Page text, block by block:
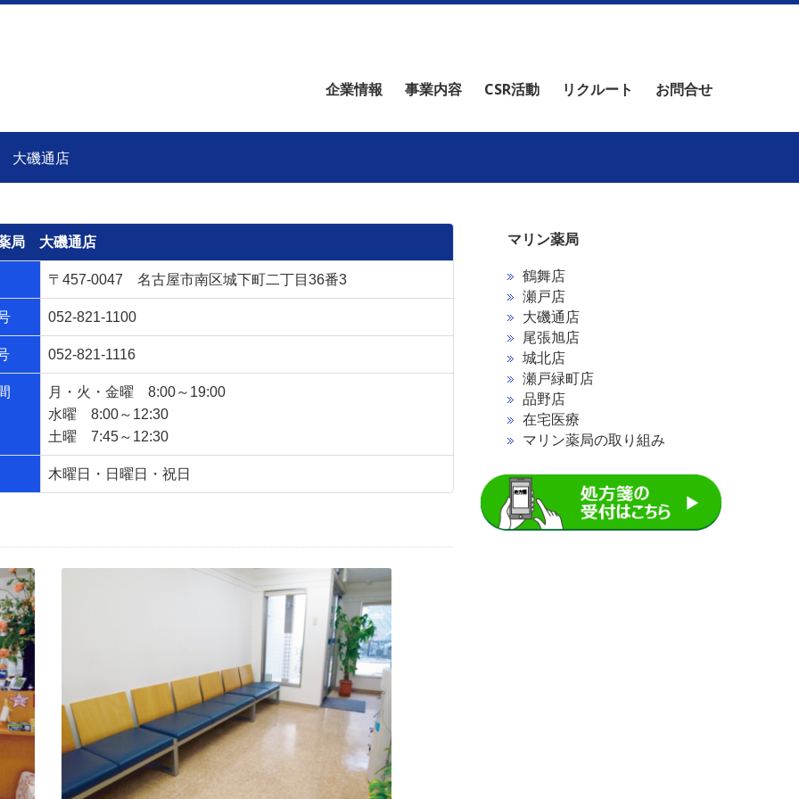
企業情報 事業内容 CSR活動 リクルート お問合せ
大磯通店
局 大磯通店
〒457-0047 名古屋市南区城下町二丁目36番3
052-821-1100
052-821-1116
月・火・金曜 8:00～19:00
水曜 8:00～12:30
土曜 7:45～12:30
木曜日・日曜日・祝日
マリン薬局
鶴舞店
瀬戸店
大磯通店
尾張旭店
城北店
瀬戸緑町店
品野店
在宅医療
マリン薬局の取り組み